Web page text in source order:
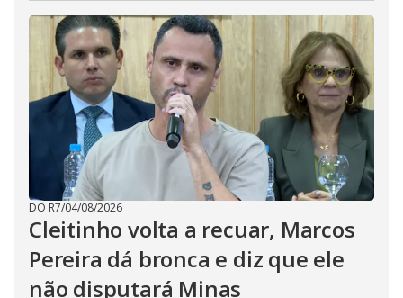
DO R7/04/08/2026
Cleitinho volta a recuar, Marcos
Pereira dá bronca e diz que ele
não disputará Minas